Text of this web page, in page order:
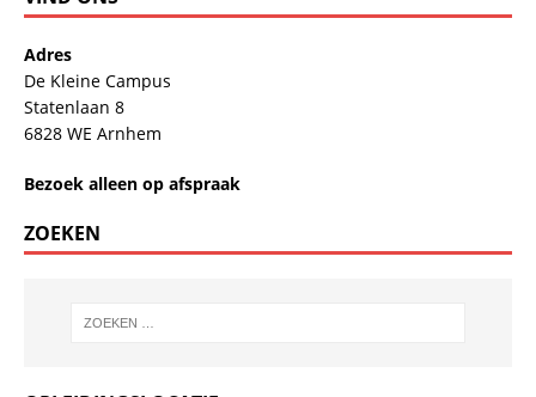
Adres
De Kleine Campus
Statenlaan 8
6828 WE Arnhem
Bezoek alleen op afspraak
ZOEKEN